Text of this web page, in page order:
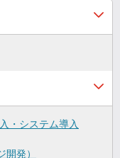
・システム導入
発）